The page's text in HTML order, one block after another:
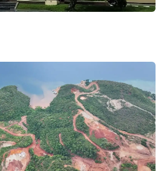
di UIN Kendari Dilaporkan ke Polda